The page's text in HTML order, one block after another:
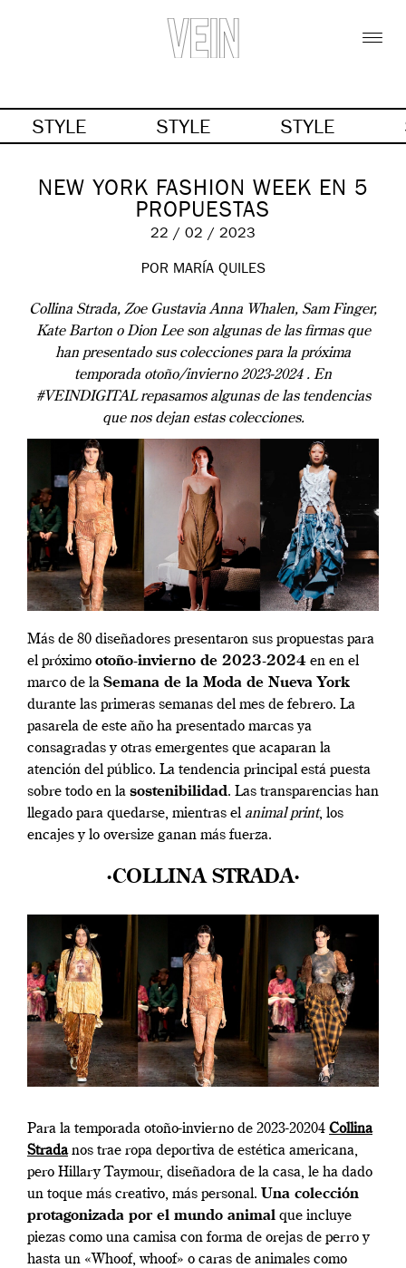
STYLE STYLE STYLE
NEW YORK FASHION WEEK EN 5
PROPUESTAS
22 / 02 / 2023
POR MARÍA QUILES
Collina Strada, Zoe Gustavia Anna Whalen, Sam Finger,
Kate Barton o Dion Lee son algunas de las firmas que
han presentado sus colecciones para la próxima
temporada otoño/invierno 2023-2024 . En
#VEINDIGITAL repasamos algunas de las tendencias
que nos dejan estas colecciones.
Más de 80 diseñadores presentaron sus propuestas para
el próximo otoño-invierno de 2023-2024 en en el
marco de la Semana de la Moda de Nueva York
durante las primeras semanas del mes de febrero. La
pasarela de este año ha presentado marcas ya
consagradas y otras emergentes que acaparan la
atención del público. La tendencia principal está puesta
sobre todo en la sostenibilidad. Las transparencias han
llegado para quedarse, mientras el animal print, los
encajes y lo oversize ganan más fuerza.
·COLLINA STRADA·
Para la temporada otoño-invierno de 2023-20204 Collina
Stradanos trae ropa deportiva de estética americana,
pero Hillary Taymour, diseñadora de la casa, le ha dado
un toque más creativo, más personal. Una colección
protagonizada por el mundo animal que incluye
piezas como una camisa con forma de orejas de perro y
hasta un «Whoof, whoof» o caras de animales como